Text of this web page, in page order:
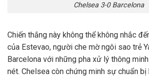
Chelsea 3-0 Barcelona
Chiến thắng này không thể không nhắc
của Estevao, người che mờ ngôi sao trẻ
Barcelona với những pha xử lý thông
nét. Chelsea còn chứng minh sự chuẩn